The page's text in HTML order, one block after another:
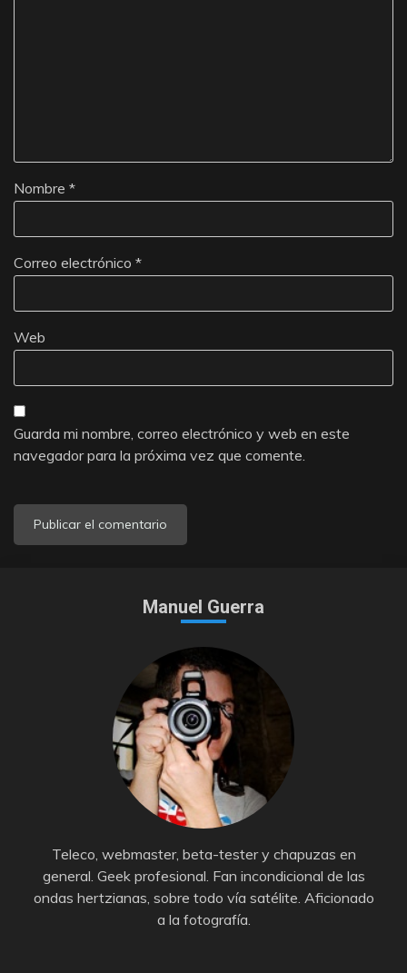
Nombre *
Correo electrónico *
Web
Guarda mi nombre, correo electrónico y web en este
navegador para la próxima vez que comente.
Manuel Guerra
Teleco, webmaster, beta-tester y chapuzas en
general. Geek profesional. Fan incondicional de las
ondas hertzianas, sobre todo vía satélite. Aficionado
a la fotografía.